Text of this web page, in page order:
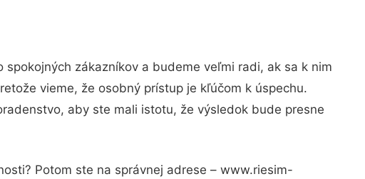
zákazníkov a budeme veľmi radi, ak sa k nim
vieme, že osobný prístup je kľúčom k úspechu.
aby ste mali istotu, že výsledok bude presne
Potom ste na správnej adrese – www.riesim-